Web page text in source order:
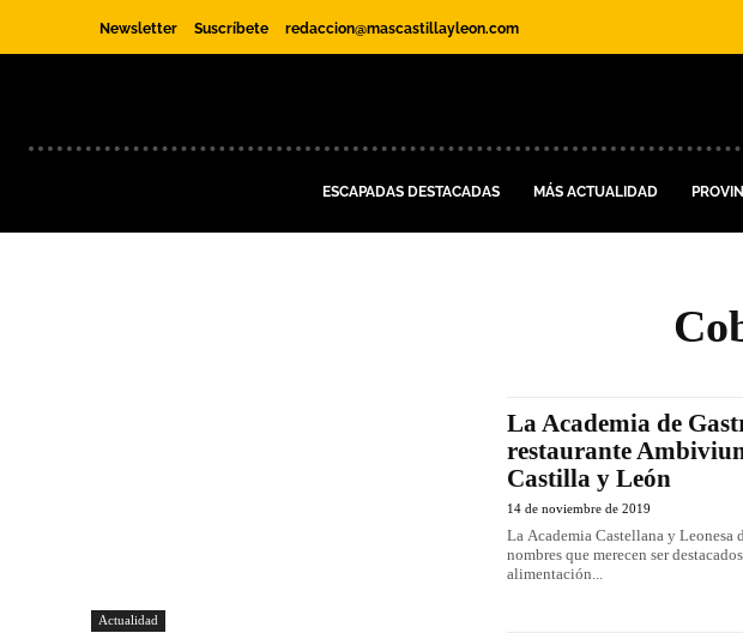
Newsletter Suscríbete redaccion@mascastillayleon.com
ESCAPADAS DESTACADAS MÁS ACTUALIDAD
Actualidad
La Academia de
restaurante
Castilla y León
14 de noviembre de 2019
La Academia Castellana y Leonesa
nombres que merecen ser
alimentación...